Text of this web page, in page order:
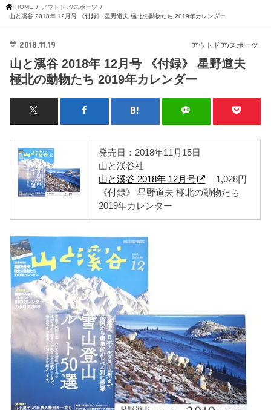
HOME
アウトドア/スポーツ
山と溪谷 2018年 12月号 《付録》 星野道夫 極北の動物たち 2019年カレンダー
アウトドア/スポーツ
2018.11.19
山と溪谷 2018年 12月号 《付録》 星野道夫
極北の動物たち 2019年カレンダー
発売日：2018年11月15日
山と渓谷社
山と溪谷 2018年 12月号
1,028円
《付録》 星野道夫 極北の動物たち
2019年カレンダー